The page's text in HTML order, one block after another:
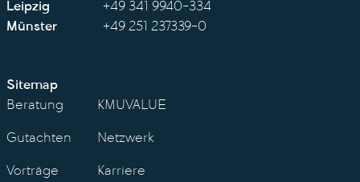
Leipzig
+49 341 9940-334
Münster
+49 251 237339-0
Sitemap
Beratung
KMUVALUE
Gutachten Netzwerk
Vorträge Karriere